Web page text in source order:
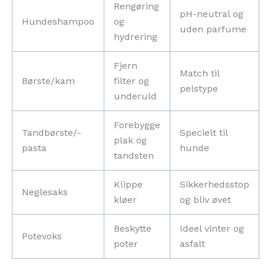
Hundeshampoo
Rengøring
og
hydrering
pH-neutral og
uden parfume
Børste/kam
Fjern
filter og
underuld
Match til
pelstype
Tandbørste/-
pasta
Forebygge
plak og
tandsten
Specielt til
hunde
Neglesaks
Klippe
kløer
Sikkerhedsstop
og bliv øvet
Potevoks
Beskytte
poter
Ideel vinter og
asfalt